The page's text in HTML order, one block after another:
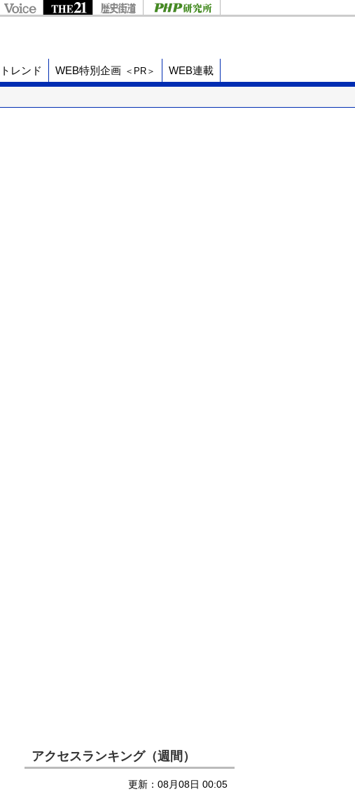
レンド WEB特別企画 ＜PR＞ WEB連載
アクセスランキング（週間）
更新：08月08日 00:05